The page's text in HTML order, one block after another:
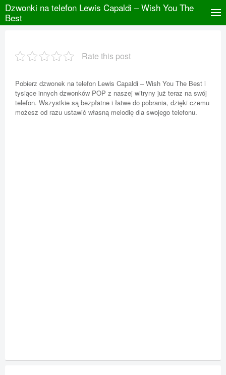
Dzwonki na telefon Lewis Capaldi – Wish You The
Best
Rate this post
Pobierz dzwonek na telefon Lewis Capaldi – Wish You The Best i
tysiące innych dzwonków POP z naszej witryny już teraz na swój
telefon. Wszystkie są bezpłatne i łatwe do pobrania, dzięki czemu
możesz od razu ustawić własną melodię dla swojego telefonu.